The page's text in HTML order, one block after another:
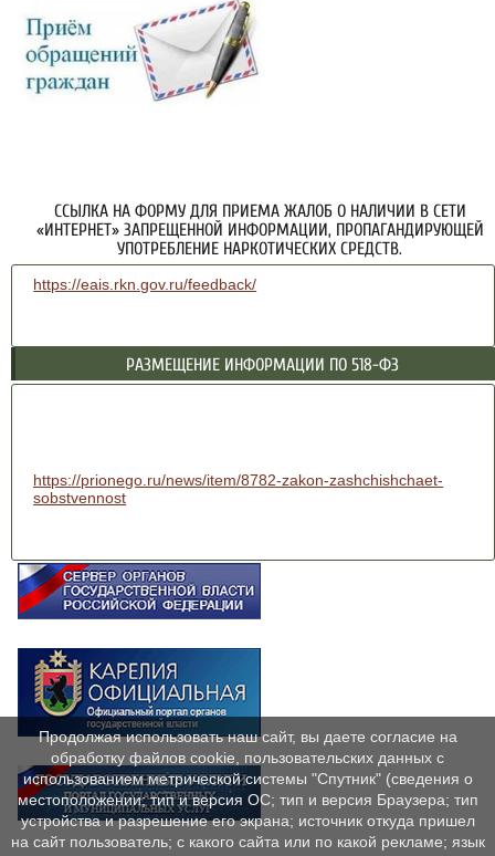
ССЫЛКА НА ФОРМУ ДЛЯ ПРИЕМА ЖАЛОБ О НАЛИЧИИ В СЕТИ
«ИНТЕРНЕТ» ЗАПРЕЩЕННОЙ ИНФОРМАЦИИ, ПРОПАГАНДИРУЮЩЕЙ
УПОТРЕБЛЕНИЕ НАРКОТИЧЕСКИХ СРЕДСТВ.
https://eais.rkn.gov.ru/feedback/
РАЗМЕЩЕНИЕ ИНФОРМАЦИИ ПО 518-ФЗ
https://prionego.ru/news/item/8782-zakon-zashchishchaet-
sobstvennost
Продолжая использовать наш сайт, вы даете согласие на
обработку файлов cookie, пользовательских данных с
использованием метрической системы "Спутник" (сведения о
местоположении; тип и версия ОС; тип и версия Браузера; тип
устройства и разрешение его экрана; источник откуда пришел
на сайт пользователь; с какого сайта или по какой рекламе; язык